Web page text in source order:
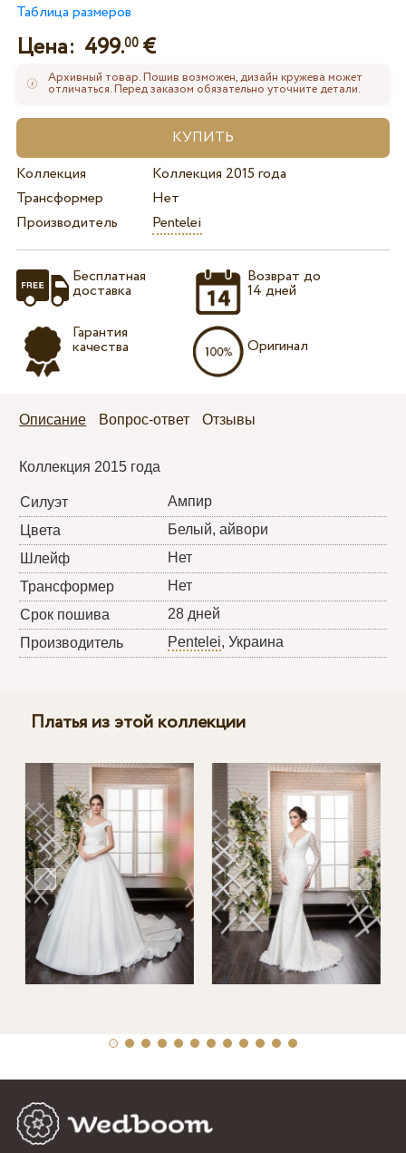
Таблица размеров
Цена: 499.00€
Архивный товар. Пошив возможен, дизайн кружева может
отличаться. Перед заказом обязательно уточните детали.
Коллекция
Коллекция 2015 года
Трансформер
Нет
Производитель
Pentelei
Бесплатная
доставка
Гарантия
качества
Возврат до
14 дней
Оригинал
Описание Вопрос-ответ Отзывы
Коллекция 2015 года
Силуэт
Ампир
Цвета
Белый, айвори
Шлейф
Нет
Трансформер
Нет
Срок пошива
28 дней
Производитель
Pentelei, Украина
Платья из этой коллекции